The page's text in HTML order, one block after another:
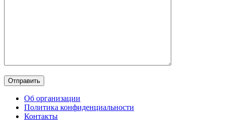
Об организации
Политика конфиденциальности
Контакты